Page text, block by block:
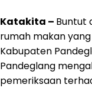
Katakita – Buntut
rumah makan
Kabupaten
Pandeglang
pemeriksaan